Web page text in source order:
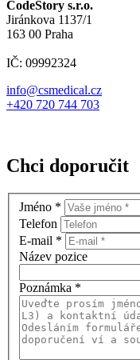
CodeStory s.r.o.
Jiránkova 1137/1
163 00 Praha
IČ: 09992324
info@csmedical.cz
+420 720 744 703
Chci doporučit
Jméno *
Telefon
E-mail *
Název pozice
Poznámka *